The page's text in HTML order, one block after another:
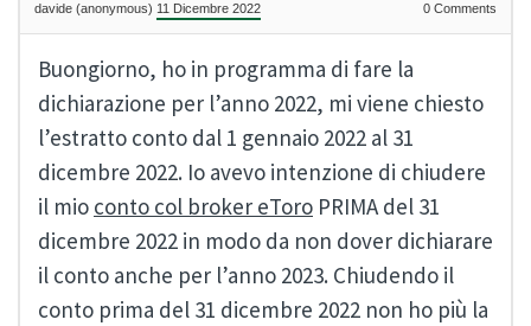
davide (anonymous) 11 Dicembre 2022 0 Comments
Buongiorno, ho in programma di fare la
dichiarazione per l’anno 2022, mi viene chiesto
l’estratto conto dal 1 gennaio 2022 al 31
dicembre 2022. Io avevo intenzione di chiudere
il mio conto col broker eToro PRIMA del 31
dicembre 2022 in modo da non dover dichiarare
il conto anche per l’anno 2023. Chiudendo il
conto prima del 31 dicembre 2022 non ho più la